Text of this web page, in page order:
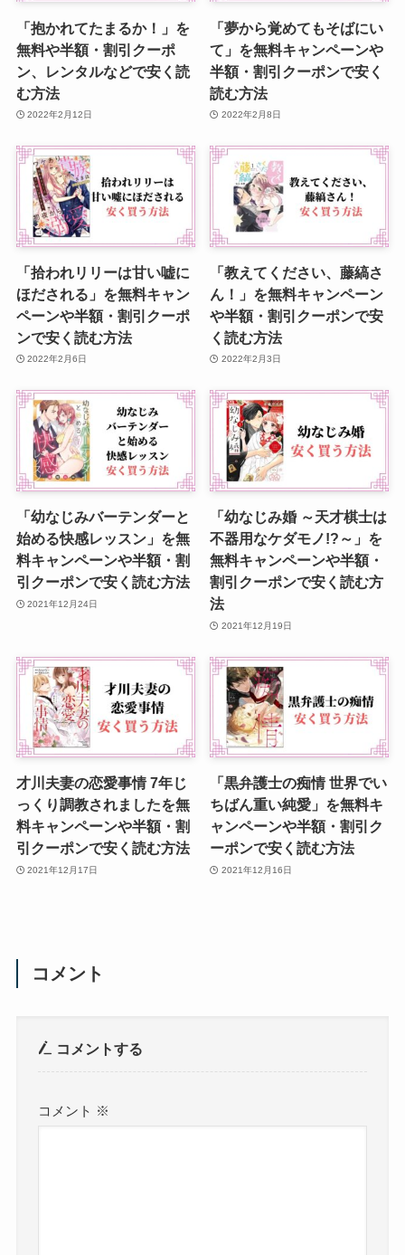
「抱かれてたまるか！」を
無料や半額・割引クーポ
ン、レンタルなどで安く読
む方法
2022年2月12日
「夢から覚めてもそばにい
て」を無料キャンペーンや
半額・割引クーポンで安く
読む方法
2022年2月8日
「拾われリリーは甘い嘘に
ほだされる」を無料キャン
ペーンや半額・割引クーポ
ンで安く読む方法
2022年2月6日
「教えてください、藤縞さ
ん！」を無料キャンペーン
や半額・割引クーポンで安
く読む方法
2022年2月3日
「幼なじみバーテンダーと
始める快感レッスン」を無
料キャンペーンや半額・割
引クーポンで安く読む方法
2021年12月24日
「幼なじみ婚 ～天才棋士は
不器用なケダモノ!?～」を
無料キャンペーンや半額・
割引クーポンで安く読む方
法
2021年12月19日
才川夫妻の恋愛事情 7年じ
っくり調教されましたを無
料キャンペーンや半額・割
引クーポンで安く読む方法
2021年12月17日
「黒弁護士の痴情 世界でい
ちばん重い純愛」を無料キ
ャンペーンや半額・割引ク
ーポンで安く読む方法
2021年12月16日
コメント
コメントする
コメント ※